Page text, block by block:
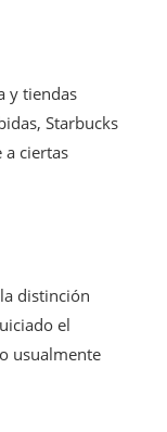
y tiendas
Starbucks
a ciertas
distinción
el
usualmente